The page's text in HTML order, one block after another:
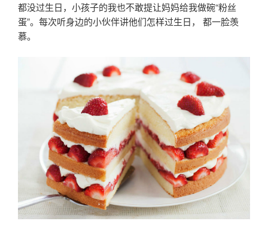
都没过生日，小孩子的我也不敢提让妈妈给我做碗“粉丝
蛋”。每次听身边的小伙伴讲他们怎样过生日， 都一脸羡
慕。